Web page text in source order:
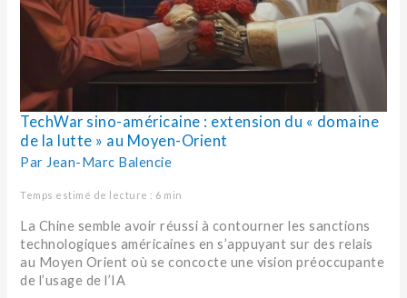
TechWar sino-américaine : extension du « domaine
de la lutte » au Moyen-Orient
Par Jean-Marc Balencie
Temps estimé de lecture : 6 min
La Chine semble avoir réussi à contourner les sanctions
technologiques américaines en s’appuyant sur des relais
au Moyen Orient où se concocte une vision préoccupante
de l’usage de l’IA